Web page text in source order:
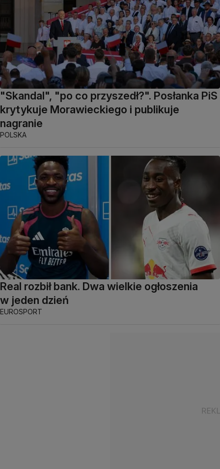
"Skandal", "po co przyszedł?". Posłanka PiS
krytykuje Morawieckiego i publikuje
nagranie
POLSKA
Real rozbił bank. Dwa wielkie ogłoszenia
w jeden dzień
EUROSPORT